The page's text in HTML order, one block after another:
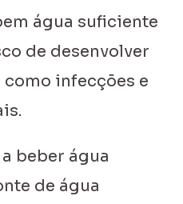
água suficiente
de desenvolver
infecções e
beber água
de água